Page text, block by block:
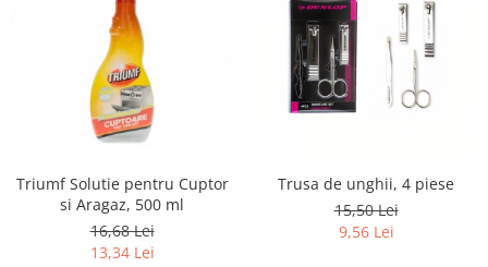
Triumf Solutie pentru Cuptor
si Aragaz, 500 ml
16,68 Lei
13,34 Lei
Trusa de unghii, 4 piese
15,50 Lei
9,56 Lei